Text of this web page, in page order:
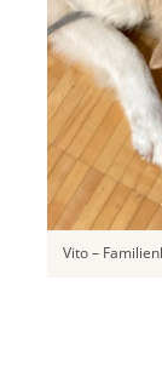
Vito –